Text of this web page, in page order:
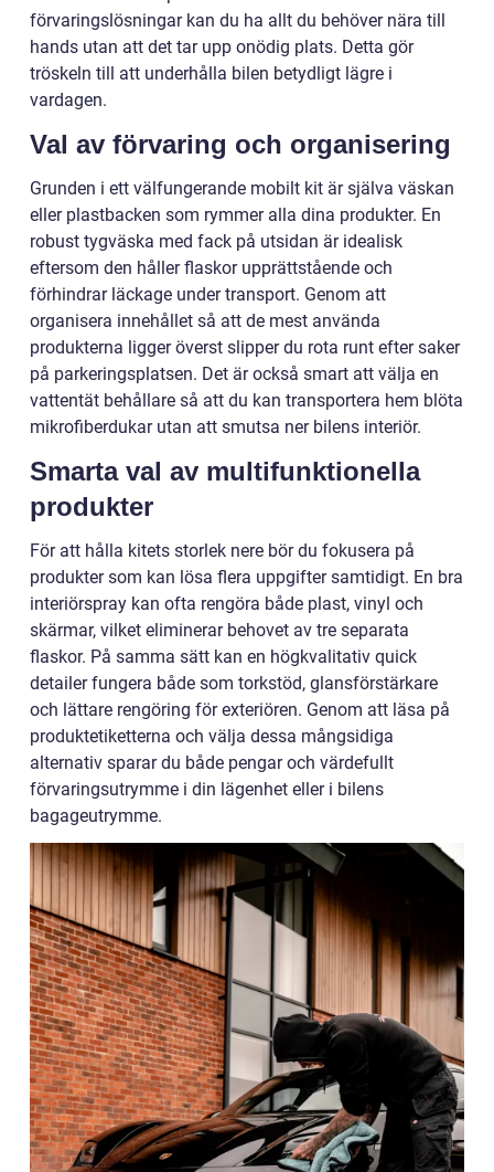
förvaringslösningar kan du ha allt du behöver nära till
hands utan att det tar upp onödig plats. Detta gör
tröskeln till att underhålla bilen betydligt lägre i
vardagen.
Val av förvaring och organisering
Grunden i ett välfungerande mobilt kit är själva väskan
eller plastbacken som rymmer alla dina produkter. En
robust tygväska med fack på utsidan är idealisk
eftersom den håller flaskor upprättstående och
förhindrar läckage under transport. Genom att
organisera innehållet så att de mest använda
produkterna ligger överst slipper du rota runt efter saker
på parkeringsplatsen. Det är också smart att välja en
vattentät behållare så att du kan transportera hem blöta
mikrofiberdukar utan att smutsa ner bilens interiör.
Smarta val av multifunktionella
produkter
För att hålla kitets storlek nere bör du fokusera på
produkter som kan lösa flera uppgifter samtidigt. En bra
interiörspray kan ofta rengöra både plast, vinyl och
skärmar, vilket eliminerar behovet av tre separata
flaskor. På samma sätt kan en högkvalitativ quick
detailer fungera både som torkstöd, glansförstärkare
och lättare rengöring för exteriören. Genom att läsa på
produktetiketterna och välja dessa mångsidiga
alternativ sparar du både pengar och värdefullt
förvaringsutrymme i din lägenhet eller i bilens
bagageutrymme.